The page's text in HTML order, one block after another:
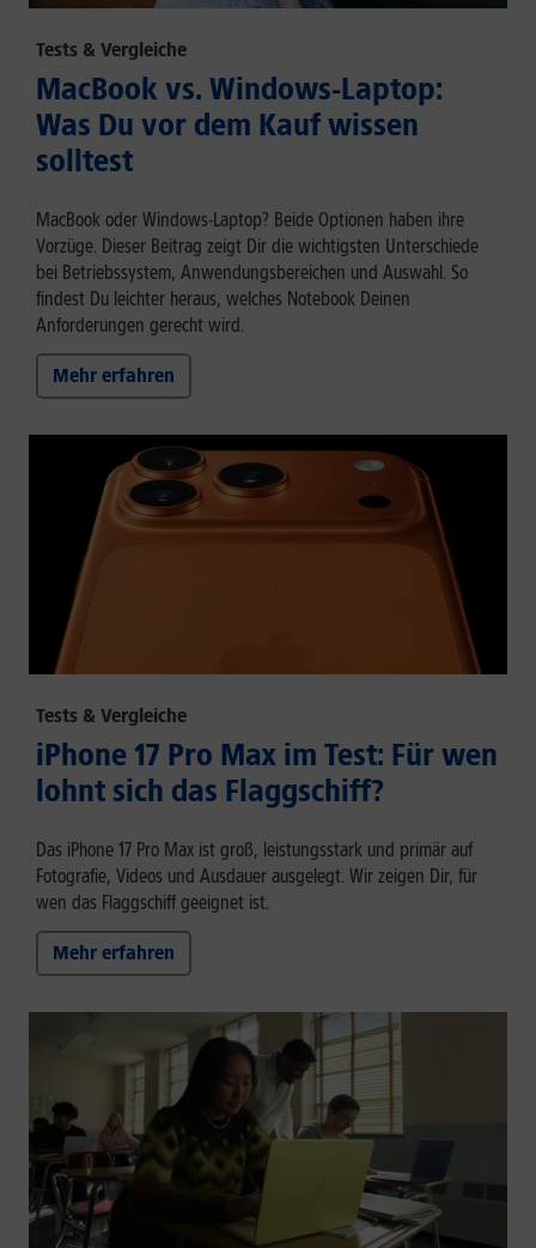
Tests & Vergleiche
MacBook vs. Windows-Laptop:
Was Du vor dem Kauf wissen
solltest
MacBook oder Windows-Laptop? Beide Optionen haben ihre
Vorzüge. Dieser Beitrag zeigt Dir die wichtigsten Unterschiede
bei Betriebssystem, Anwendungsbereichen und Auswahl. So
findest Du leichter heraus, welches Notebook Deinen
Anforderungen gerecht wird.
Mehr erfahren
Tests & Vergleiche
iPhone 17 Pro Max im Test: Für wen
lohnt sich das Flaggschiff?
Das iPhone 17 Pro Max ist groß, leistungsstark und primär auf
Fotografie, Videos und Ausdauer ausgelegt. Wir zeigen Dir, für
wen das Flaggschiff geeignet ist.
Mehr erfahren